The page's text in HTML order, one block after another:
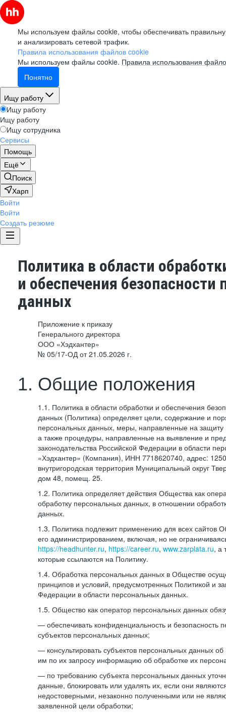
Мы используем файлы cookie, чтобы обеспечивать
и анализировать сетевой трафик.
Правила использования файлов cookie
Мы используем файлы cookie. Правила использования
Понятно
Ищу работу
Ищу работу
Ищу работу
Ищу сотрудника
Сервисы
Помощь
Ещё
Поиск
Харп
Войти
Войти
Создать резюме
Политика в области
и обеспечения безопасности
данных
Приложение к приказу
Генерального директора
ООО «Хэдхантер»
№ 05/17-ОД от 21.05.2026 г.
1. Общие положения
1.1. Политика в области обработки и обеспечения
данных (Политика) определяет цели, содержание и
персональных данных, меры, направленные на
а также процедуры, направленные на выявление и
законодательства Российской Федерации в области
«Хэдхантер» (Компания), ИНН 7718620740, адрес:
внутригородская территория Муниципальный округ
дом 48, помещ. 25.
1.2. Политика определяет действия Общества как
обработку персональных данных, в отношении
данных.
1.3. Политика подлежит применению для всех сайтов
его администрированием, включая, но не
https://headhunter.ru, https://career.ru, www.zarplata.ru, а
которые ссылаются на Политику.
1.4. Обработка персональных данных в Обществе
принципов и условий, предусмотренных Политикой и
Федерации в области персональных данных.
1.5. Общество как оператор персональных данных
— обеспечивать конфиденциальность и безопасность
субъектов персональных данных;
— консультировать субъектов персональных данных об
им по их запросу информацию об обработке их
— по требованию субъекта персональных данных
данные, блокировать или удалять их, если они
недостоверными, незаконно полученными или не
заявленной цели обработки;